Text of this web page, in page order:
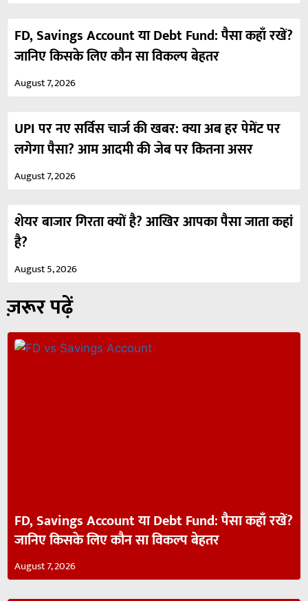
FD, Savings Account या Debt Fund: पैसा कहाँ रखें?
जानिए किसके लिए कौन सा विकल्प बेहतर
August 7, 2026
UPI पर नए सर्विस चार्ज की खबर: क्या अब हर पेमेंट पर
लगेगा पैसा? आम आदमी की जेब पर कितना असर
August 7, 2026
शेयर बाजार गिरता क्यों है? आखिर आपका पैसा जाता कहां
है?
August 5, 2026
ज़रूर पढ़ें
FD, Savings Account या Debt Fund: पैसा कहाँ रखें?
जानिए किसके लिए कौन सा विकल्प बेहतर
August 7, 2026